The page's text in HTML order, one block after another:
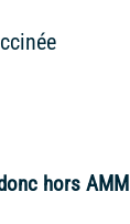
hors AMM